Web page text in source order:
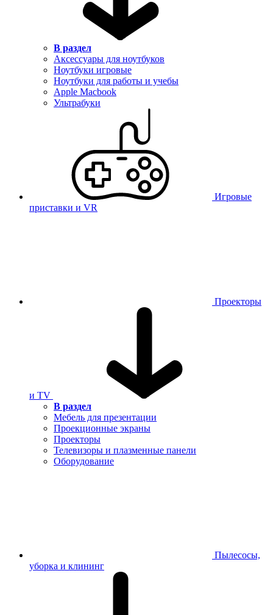
В раздел
Аксессуары для ноутбуков
Ноутбуки игровые
Ноутбуки для работы и учебы
Apple Macbook
Ультрабуки
Игровые
приставки и VR
Проекторы
и TV
В раздел
Мебель для презентации
Проекционные экраны
Проекторы
Телевизоры и плазменные панели
Оборудование
Пылесосы,
уборка и клининг